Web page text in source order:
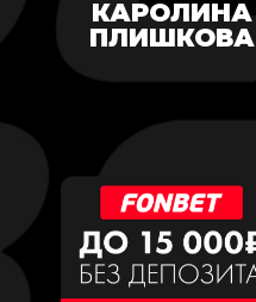
КАРОЛИНА
ПЛИШКОВА